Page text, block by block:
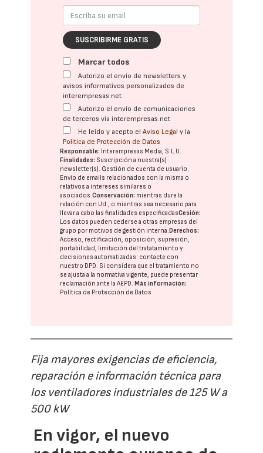
SUSCRIBIRME GRATIS
Marcar todos
Autorizo el envío de newsletters y
avisos informativos personalizados de
interempresas.net
Autorizo el envío de comunicaciones
de terceros vía interempresas.net
He leído y acepto elAviso Legal y la
Política de Protección de Datos
Responsable: Interempresas Media, S.L.U.
Finalidades: Suscripción a nuestra(s)
newsletter(s). Gestión de cuenta de usuario.
Envío de emails relacionados con la misma o
relativos a intereses similares o
asociados.Conservación: mientras dure la
relación con Ud., o mientras sea necesario para
llevar a cabo las finalidades especificadasCesión:
Los datos pueden cederse a otras empresas del
grupo por motivos de gestión interna. Derechos:
Acceso, rectificación, oposición, supresión,
portabilidad, limitación del tratatamiento y
decisiones automatizadas: contacte con
nuestro DPD. Si considera que el tratamiento no
se ajusta a la normativa vigente, puede presentar
reclamación ante laAEPD. Más información:
Política de Protección de Datos
Fija mayores exigencias de eficiencia,
reparación e información técnica para
los ventiladores industriales de 125 W a
500 kW
En vigor, el nuevo